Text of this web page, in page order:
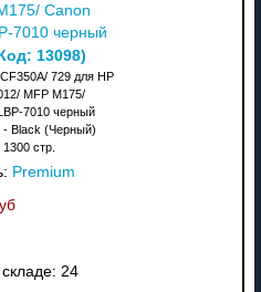
Canon
7010 черный
13098)
729 для HP
MFP M175/
7010 черный
Black (Черный)
стр.
Premium
24